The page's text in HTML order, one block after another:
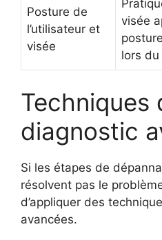
Posture de
l’utilisateur et
visée
visée
lors du
Techniques
diagnostic
Si les étapes de
résolvent pas le
d’appliquer des
avancées.